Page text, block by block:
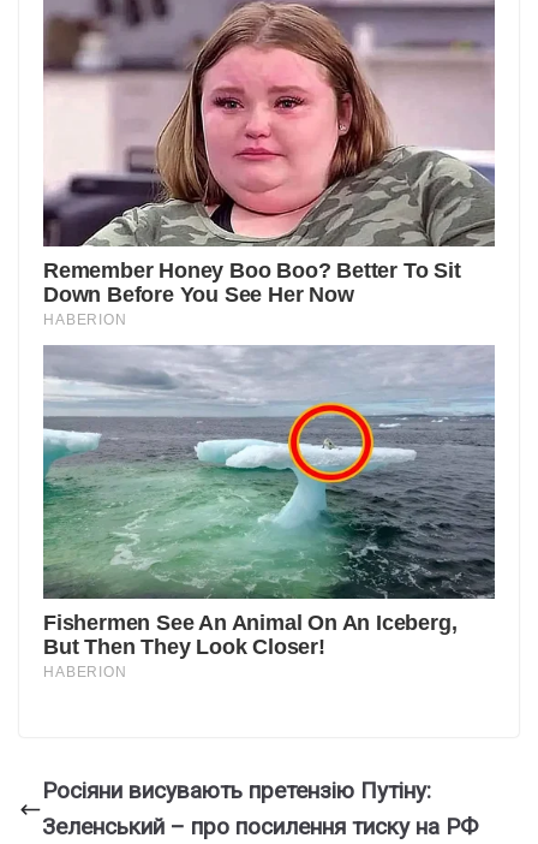
Росіяни висувають претензію Путіну:
Зеленський – про посилення тиску на РФ